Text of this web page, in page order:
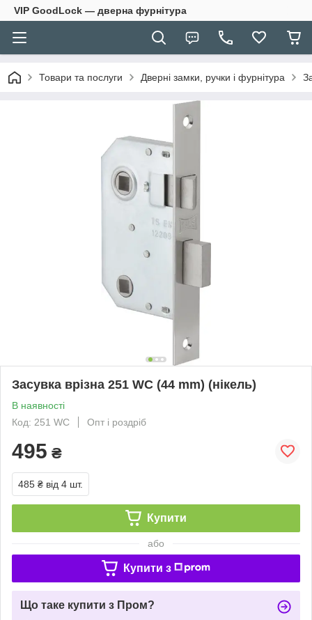
VIP GoodLock — дверна фурнітура
Товари та послуги Дверні замки, ручки і фурнітура
Засувка врізна 251 WC (44 mm) (нікель)
В наявності
Код: 251 WC
Опт і роздріб
495 ₴
485 ₴ від 4 шт.
Купити
або
Купити з
Що таке купити з Пром?